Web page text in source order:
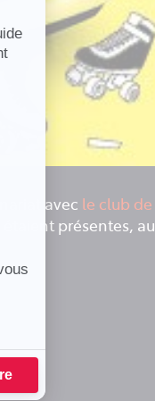
avec le club de
présentes, au